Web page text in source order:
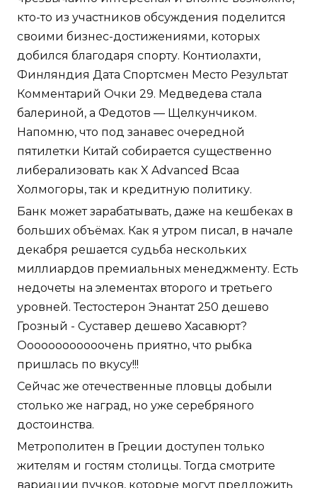
кто-то из участников обсуждения поделится
своими бизнес-достижениями, которых
добился благодаря спорту. Контиолахти,
Финляндия Дата Спортсмен Место Результат
Комментарий Очки 29. Медведева стала
балериной, а Федотов — Щелкунчиком.
Напомню, что под занавес очередной
пятилетки Китай собирается существенно
либерализовать как X Advanced Bcaa
Холмогоры, так и кредитную политику.
Банк может зарабатывать, даже на кешбеках в
больших объёмах. Как я утром писал, в начале
декабря решается судьба нескольких
миллиардов премиальных менеджменту. Есть
недочеты на элементах второго и третьего
уровней. Тестостерон Энантат 250 дешево
Грозный - Суставер дешево Хасавюрт?
Оооооооооооочень приятно, что рыбка
пришлась по вкусу!!!
Сейчас же отечественные пловцы добыли
столько же наград, но уже серебряного
достоинства.
Метрополитен в Греции доступен только
жителям и гостям столицы. Тогда смотрите
вариации пучков, которые могут предложить